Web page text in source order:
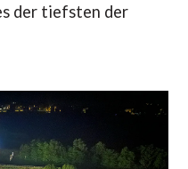
der tiefsten der